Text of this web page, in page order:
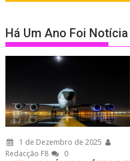
Há Um Ano Foi Notícia
1 de Dezembro de 2025
Redacção F8
0